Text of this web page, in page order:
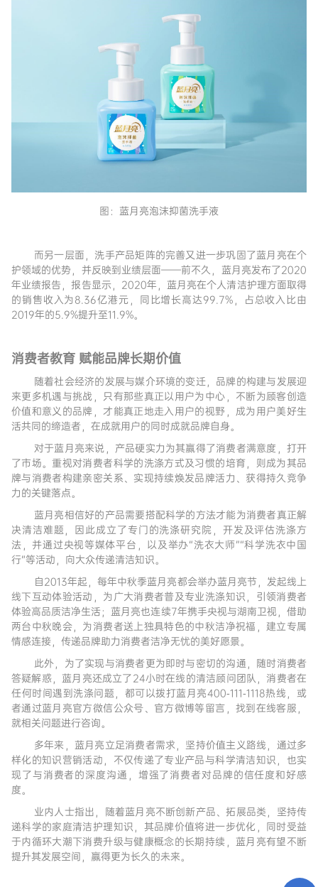
图：蓝月亮泡沫抑菌洗手液
而另一层面，洗手产品矩阵的完善又进一步巩固了蓝月亮在个
护领域的优势，并反映到业绩层面——前不久，蓝月亮发布了2020
年业绩报告，报告显示，2020年，蓝月亮在个人清洁护理方面取得
的销售收入为8.36亿港元，同比增长高达99.7%，占总收入比由
2019年的5.9%提升至11.9%。
消费者教育 赋能品牌长期价值
随着社会经济的发展与媒介环境的变迁，品牌的构建与发展迎
来更多机遇与挑战，只有那些真正以用户为中心，不断为顾客创造
价值和意义的品牌，才能真正地走入用户的视野，成为用户美好生
活共同的缔造者，在成就用户的同时成就品牌自身。
对于蓝月亮来说，产品硬实力为其赢得了消费者满意度，打开
了市场。重视对消费者科学的洗涤方式及习惯的培育，则成为其品
牌与消费者构建亲密关系、实现持续焕发品牌活力、获得持久竞争
力的关键落点。
蓝月亮相信好的产品需要搭配科学的方法才能为消费者真正解
决清洁难题，因此成立了专门的洗涤研究院，开发及评估洗涤方
法，并通过央视等媒体平台，以及举办“洗衣大师”“科学洗衣中国
行”等活动，向大众传递清洁知识。
自2013年起，每年中秋季蓝月亮都会举办蓝月亮节，发起线上
线下互动体验活动，为广大消费者普及专业洗涤知识，引领消费者
体验高品质洁净生活；蓝月亮也连续7年携手央视与湖南卫视，借助
两台中秋晚会，为消费者送上独具特色的中秋洁净祝福，建立专属
情感连接，传递品牌助力消费者洁净无忧的美好愿景。
此外，为了实现与消费者更为即时与密切的沟通，随时消费者
答疑解惑，蓝月亮还成立了24小时在线的清洁顾问团队，消费者在
任何时间遇到洗涤问题，都可以拨打蓝月亮400-111-1118热线，或
者通过蓝月亮官方微信公众号、官方微博等留言，找到在线客服，
就相关问题进行咨询。
多年来，蓝月亮立足消费者需求，坚持价值主义路线，通过多
样化的知识营销活动，不仅传递了专业产品与科学清洁知识，也实
现了与消费者的深度沟通，增强了消费者对品牌的信任度和好感
度。
业内人士指出，随着蓝月亮不断创新产品、拓展品类，坚持传
递科学的家庭清洁护理知识，其品牌价值将进一步优化，同时受益
于内循环大潮下消费升级与健康概念的长期持续，蓝月亮有望不断
提升其发展空间，赢得更为长久的未来。